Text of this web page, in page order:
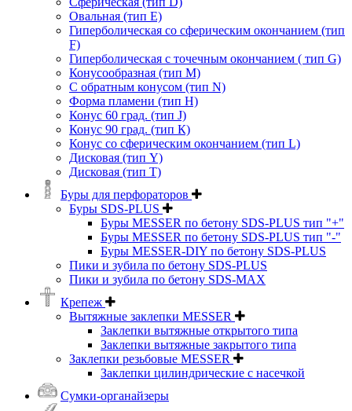
Овальная (тип Е)
Гиперболическая со сферическим окончанием (тип
F)
Гиперболическая с точечным окончанием ( тип G)
Конусообразная (тип М)
C обратным конусом (тип N)
Форма пламени (тип H)
Конус 60 град. (тип J)
Конус 90 град. (тип К)
Конус со сферическим окончанием (тип L)
Дисковая (тип Y)
Дисковая (тип Т)
Буры для перфораторов
Буры SDS-PLUS
Буры MESSER по бетону SDS-PLUS тип "+"
Буры MESSER по бетону SDS-PLUS тип "-"
Буры MESSER-DIY по бетону SDS-PLUS
Пики и зубила по бетону SDS-PLUS
Пики и зубила по бетону SDS-MAX
Крепеж
Вытяжные заклепки MESSER
Заклепки вытяжные открытого типа
Заклепки вытяжные закрытого типа
Заклепки резьбовые MESSER
Заклепки цилиндрические с насечкой
Сумки-органайзеры